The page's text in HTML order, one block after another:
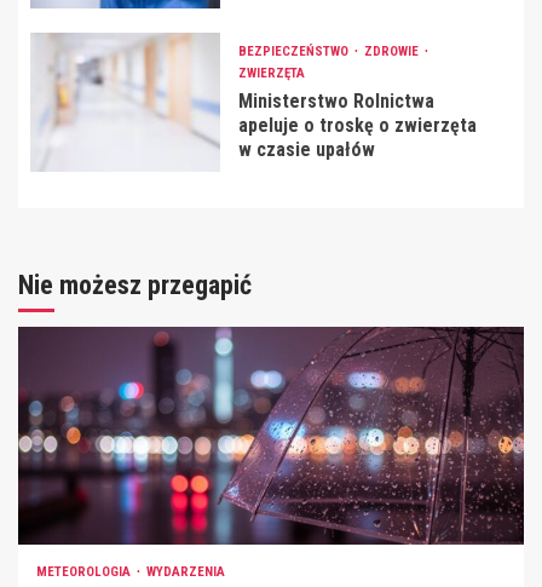
BEZPIECZEŃSTWO
ZDROWIE
ZWIERZĘTA
Ministerstwo Rolnictwa
apeluje o troskę o zwierzęta
w czasie upałów
Nie możesz przegapić
METEOROLOGIA WYDARZENIA